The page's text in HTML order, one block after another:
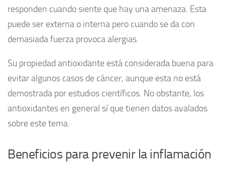
responden cuando siente que hay una amenaza. Esta
puede ser externa o interna pero cuando se da con
demasiada fuerza provoca alergias.
Su propiedad antioxidante está considerada buena para
evitar algunos casos de cáncer, aunque esta no está
demostrada por estudios científicos. No obstante, los
antioxidantes en general sí que tienen datos avalados
sobre este tema.
Beneficios para prevenir la inflamación